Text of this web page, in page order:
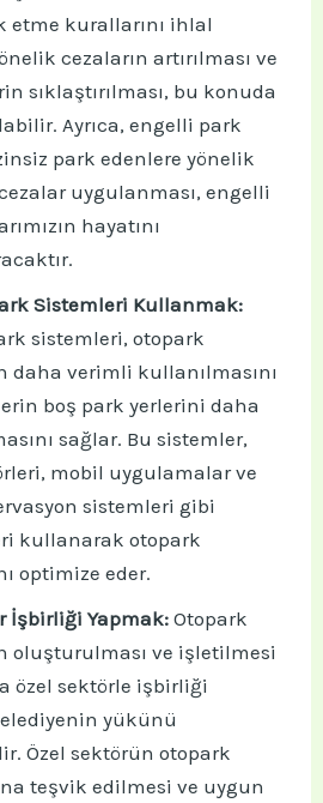
etme kurallarını ihlal
cezaların artırılması ve
sıklaştırılması, bu konuda
Ayrıca, engelli park
park edenlere yönelik
uygulanması, engelli
hayatını
Sistemleri Kullanmak:
sistemleri, otopark
daha verimli kullanılmasını
boş park yerlerini daha
sağlar. Bu sistemler,
mobil uygulamalar ve
sistemleri gibi
kullanarak otopark
optimize eder.
İşbirliği Yapmak:Otopark
oluşturulması ve işletilmesi
özel sektörle işbirliği
yükünü
Özel sektörün otopark
teşvik edilmesi ve uygun